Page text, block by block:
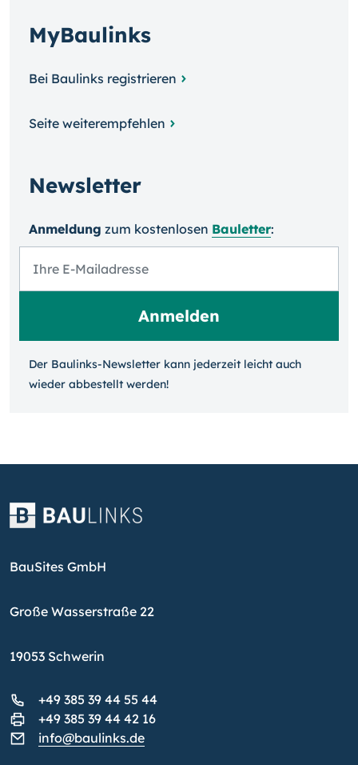
MyBaulinks
Bei Baulinks registrieren
Seite weiterempfehlen
Newsletter
Anmeldung zum kosten­losen Bauletter:
Der Baulinks-Newsletter kann jeder­zeit leicht auch
wieder ab­bestellt werden!
BauSites GmbH
Große Wasserstraße 22
19053 Schwerin
+49 385 39 44 55 44
+49 385 39 44 42 16
info@baulinks.de